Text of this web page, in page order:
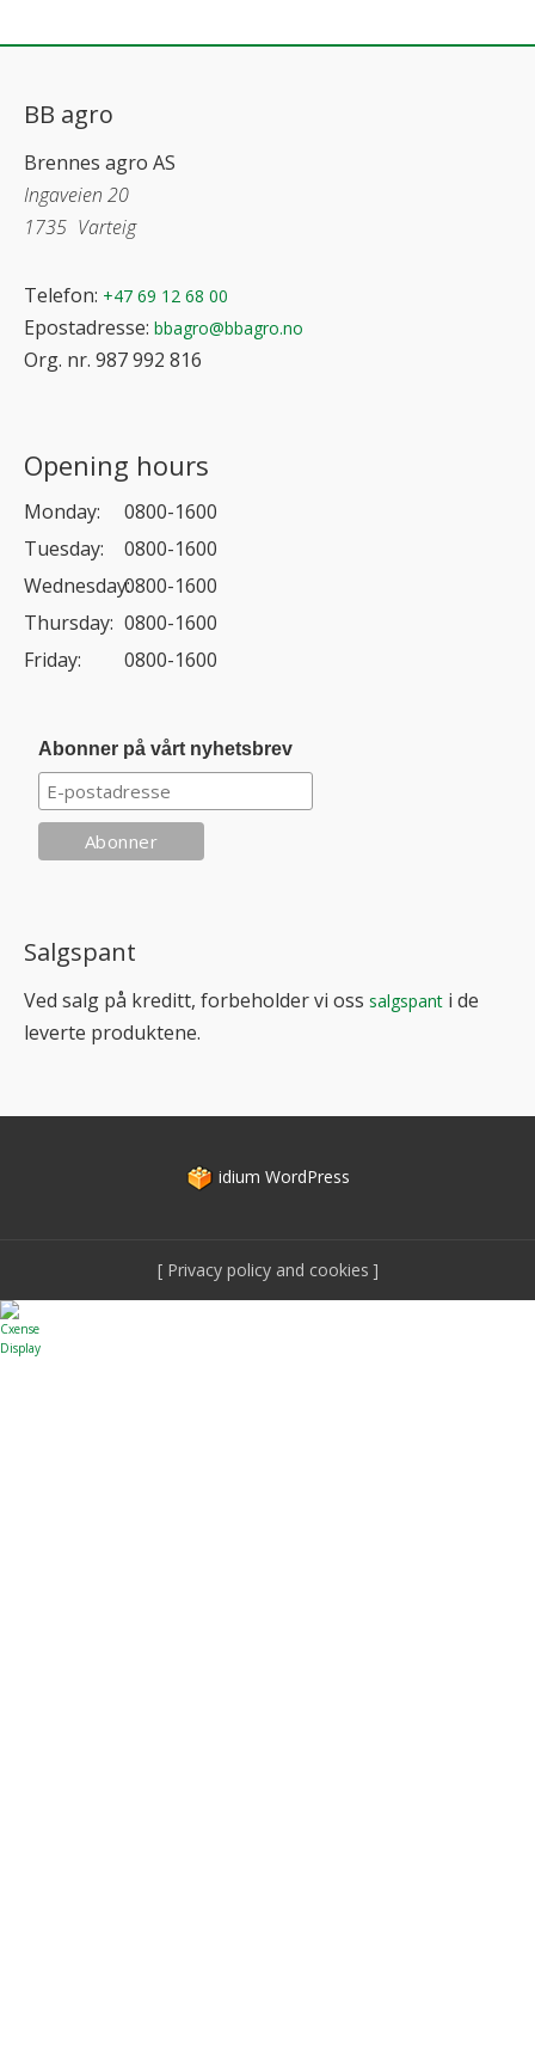
BB agro
Brennes agro AS
Ingaveien 20
1735 Varteig
Telefon: +47 69 12 68 00
Epostadresse: bbagro@bbagro.no
Org. nr. 987 992 816
Opening hours
Monday:
0800-1600
Tuesday:
0800-1600
Wednesday:0800-1600
Thursday: 0800-1600
Friday:
0800-1600
Abonner på vårt nyhetsbrev
Salgspant
Ved salg på kreditt, forbeholder vi oss salgspant i de
leverte produktene.
idium WordPress
Privacy policy and cookies